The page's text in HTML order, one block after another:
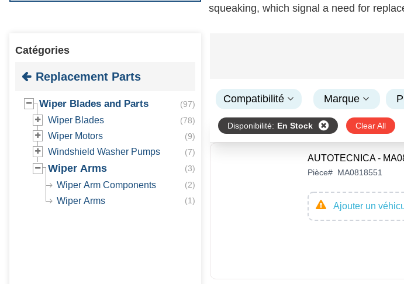
squeaking, which signal a need for
lifespan of wiper arms, offering
with us online for a stress-free purchase
Catégories
Replacement Parts
Wiper Blades and Parts (97)
Wiper Blades (78)
Wiper Motors (9)
Windshield Washer Pumps (7)
Wiper Arms (3)
Wiper Arm Components (2)
Wiper Arms (1)
Compatibilité Marque
Disponibilité: En Stock Clear All
AUTOTECNICA -
Pièce# MA0818551
Ajouter un